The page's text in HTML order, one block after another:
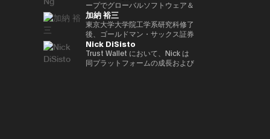
資産の可能性を明確に見据えた
Yat氏は、Animoca Brandsをブ
ロックチェーン、ゲーム、NFT、
そしてオープン・メタバース分野
におけるリーダー的地位へと迅速
に導きました。Animoca Brands
はNFTを中心とした複数の子会社
れている。 ターピンは2015年に
「ビットコイン四季モデル
（Four Seasons of Bitcoin）」
を開発した人物でもあり、2024
年に Skyhorse Publishing から
刊行された著書『Bitcoin
Supercycle』は高い評価を受
（バーゼル規制担当）、国際局企
画役等を歴任。財務省では国際機
構課企画官として国際金融
（FATF、FSB等）を担当。 一橋
大学法学部卒業。ハーバード大学
でComputer Science for AIを履
修。
経済・金融関係のさらなる強化に
取り組んでいます。 中央銀行、
銀行監督当局、ならびに欧州中央
銀行（ECB）や欧州投資銀行
（EIB）を含む国際金融機関にお
いて15年以上の経験を有し、金
融規制、ガバナンス、コンプライ
2022年 ソニー銀行入社、現在は
ソニー銀行 DX事業企画部長とし
てweb3関連の新規事業企画を推
進。
ィング業務に従事。 その後、株
式会社松尾研究所に参画し、機械
学習プロジェクトの企画から
PoC、開発を一貫して担当。
2022年より同社取締役に就任、
また生成AIに特化したVCファン
ドを新設。
ープでグローバルソフトウェア＆
マネージドサービスビジネスを率
いています。彼は、戦略的な
Microsoft Cloud Solution
Provider（CSP）プログラムを推
進し、Microsoftと連携して関連
するサービスソリューション全体
加納 裕三
東京大学大学院工学系研究科修了
後、ゴールドマン・サックス証券
株式会社等を経て、2014年に株
式会社bitFlyerを共同創業。
bitFlyer創業以降、暗号資産の国
Nick DiSisto
Trust Wallet において、Nick は
同プラットフォームの成長および